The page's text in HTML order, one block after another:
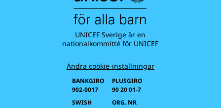
UNICEF Sverige är en
nationalkommitté för UNICEF
Ändra cookie-inställningar
BANKGIRO
902-0017
SWISH
PLUSGIRO
90 20 01-7
ORG. NR